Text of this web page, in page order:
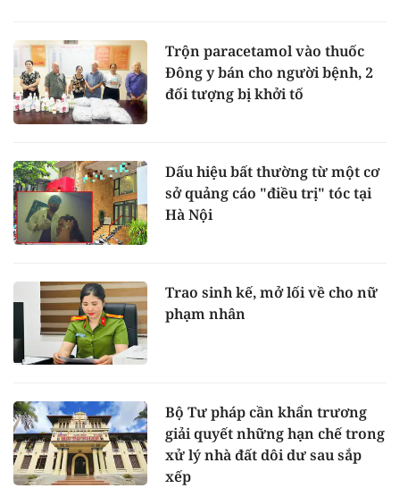
Trộn paracetamol vào thuốc
Đông y bán cho người bệnh, 2
đối tượng bị khởi tố
Dấu hiệu bất thường từ một cơ
sở quảng cáo "điều trị" tóc tại
Hà Nội
Trao sinh kế, mở lối về cho nữ
phạm nhân
Bộ Tư pháp cần khẩn trương
giải quyết những hạn chế trong
xử lý nhà đất dôi dư sau sắp
xếp